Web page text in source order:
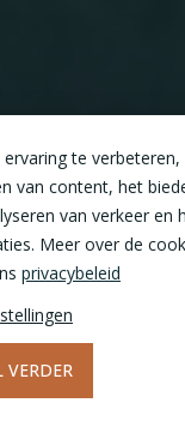
9,7
OFFERTE
BEZOEK DE
te verbeteren,
van content, het
van verkeer en
Meer over de
privacybeleid
VERDER